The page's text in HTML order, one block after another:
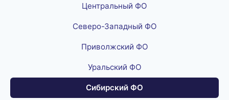
Центральный ФО
Северо-Западный ФО
Приволжский ФО
Уральский ФО
Сибирский ФО